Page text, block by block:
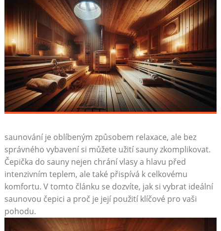
saunování je oblíbeným způsobem relaxace, ale bez
správného vybavení si můžete užití sauny zkomplikovat.
Čepička do sauny nejen chrání vlasy a hlavu před
intenzivním teplem, ale také přispívá k celkovému
komfortu. V tomto článku se dozvíte, jak si vybrat ideální
saunovou čepici a proč je její použití klíčové pro vaši
pohodu.